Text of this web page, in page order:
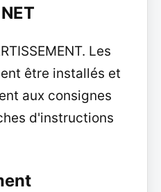
Les
être installés et
aux consignes
d'instructions